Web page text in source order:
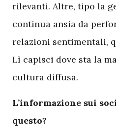
rilevanti. Altre, tipo la
continua ansia da
relazioni sentimentali,
Lì capisci dove sta la
cultura diffusa.
L’informazione sui
questo?